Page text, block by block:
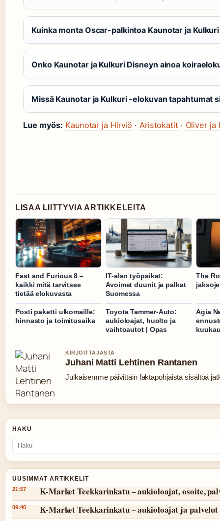
Kuinka monta Oscar-palkintoa Kaunotar ja
Onko Kaunotar ja Kulkuri Disneyn ainoa
Missä Kaunotar ja Kulkuri -elokuvan tapahtumat
Lue myös: Kaunotar ja Hirviö · Aristokatit· Oliver ja
LISAA LIITTYVIA ARTIKKELEITA
Fast and Furious 8 –
kaikki mitä tarvitsee
tietää elokuvasta
IT-alan työpaikat:
Avoimet duunit ja palkat
Suomessa
The
Posti paketti ulkomaille:
hinnasto ja toimitusaika
Toyota Tammer-Auto:
aukioloajat, huolto ja
vaihtoautot | Opas
Agia
KIRJOITTAJASTA
Juhani Matti Lehtinen Rantanen
Julkaisemme päivittäin faktapohjaista sisältöä
HAKU
UUSIMMAT ARTIKKELIT
21:57 K-Market Teekkarinkatu – aukioloajat, osoite,
09:40 K-Market Teekkarinkatu – aukioloajat ja palvelut